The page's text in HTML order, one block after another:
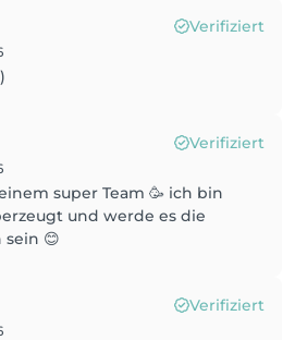
Verifiziert
Verifiziert
super Team 🥳 ich bin
und werde es die
sein 😊
Verifiziert